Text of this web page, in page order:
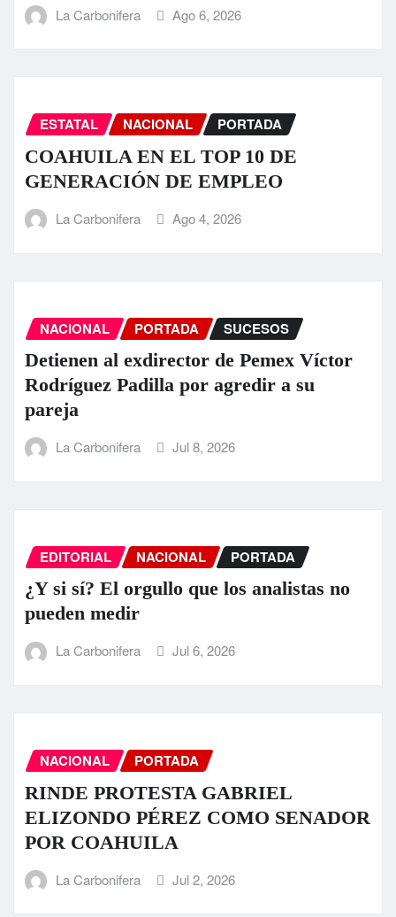
La Carbonifera Ago 6, 2026
ESTATAL NACIONAL PORTADA
COAHUILA EN EL TOP 10 DE
GENERACIÓN DE EMPLEO
La Carbonifera Ago 4, 2026
NACIONAL PORTADA SUCESOS
Detienen al exdirector de Pemex Víctor
Rodríguez Padilla por agredir a su
pareja
La Carbonifera Jul 8, 2026
EDITORIAL NACIONAL PORTADA
¿Y si sí? El orgullo que los analistas no
pueden medir
La Carbonifera Jul 6, 2026
NACIONAL PORTADA
RINDE PROTESTA GABRIEL
ELIZONDO PÉREZ COMO SENADOR
POR COAHUILA
La Carbonifera Jul 2, 2026